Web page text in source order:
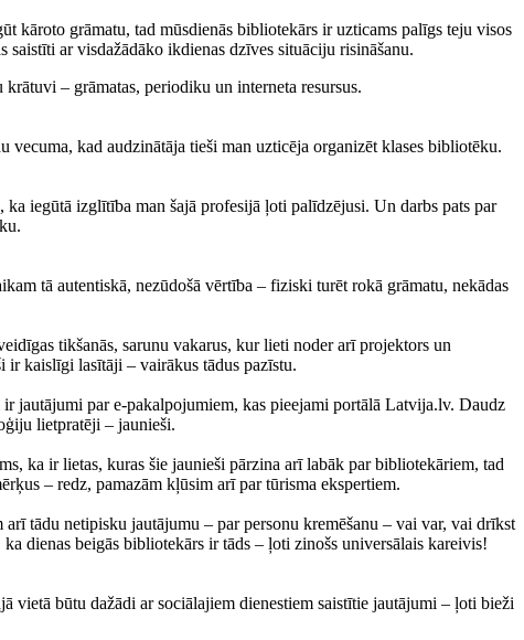
kāroto grāmatu, tad mūsdienās bibliotekārs ir uzticams palīgs teju visos
saistīti ar visdažādāko ikdienas dzīves situāciju risināšanu.
– grāmatas, periodiku un interneta resursus.
kad audzinātāja tieši man uzticēja organizēt klases bibliotēku.
iegūtā izglītība man šajā profesijā ļoti palīdzējusi. Un darbs pats par
tā autentiskā, nezūdošā vērtība – fiziski turēt rokā grāmatu, nekādas
tikšanās, sarunu vakarus, kur lieti noder arī projektors un
ir kaislīgi lasītāji – vairākus tādus pazīstu.
jautājumi par e-pakalpojumiem, kas pieejami portālā Latvija.lv. Daudz
lietpratēji – jaunieši.
ka ir lietas, kuras šie jaunieši pārzina arī labāk par bibliotekāriem, tad
– redz, pamazām kļūsim arī par tūrisma ekspertiem.
tādu netipisku jautājumu – par personu kremēšanu – vai var, vai drīkst
dienas beigās bibliotekārs ir tāds – ļoti zinošs universālais kareivis!
būtu dažādi ar sociālajiem dienestiem saistītie jautājumi – ļoti bieži